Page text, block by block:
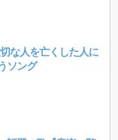
な人を亡くした人に
ソング